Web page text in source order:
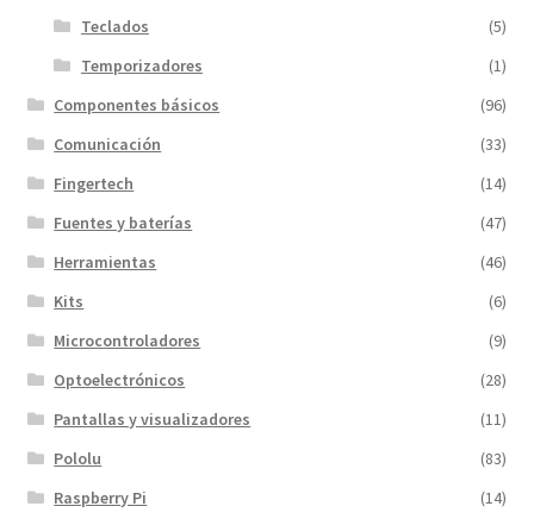
Teclados
(5)
Temporizadores
(1)
Componentes básicos
(96)
Comunicación
(33)
Fingertech
(14)
Fuentes y baterías
(47)
Herramientas
(46)
Kits
(6)
Microcontroladores
(9)
Optoelectrónicos
(28)
Pantallas y visualizadores
(11)
Pololu
(83)
Raspberry Pi
(14)